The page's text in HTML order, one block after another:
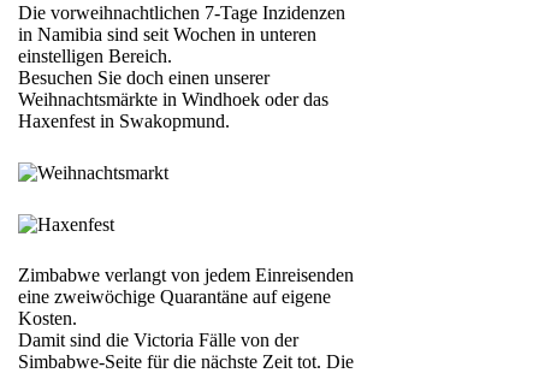
Die vorweihnachtlichen 7-Tage Inzidenzen
in Namibia sind seit Wochen in unteren
einstelligen Bereich.
Besuchen Sie doch einen unserer
Weihnachtsmärkte in Windhoek oder das
Haxenfest in Swakopmund.
Zimbabwe verlangt von jedem Einreisenden
eine zweiwöchige Quarantäne auf eigene
Kosten.
Damit sind die Victoria Fälle von der
Simbabwe-Seite für die nächste Zeit tot. Die